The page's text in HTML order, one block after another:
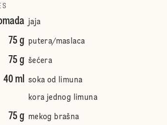
jaja
75 g putera/maslaca
75 g šećera
40 ml soka od limuna
kora jednog limuna
75 g mekog brašna